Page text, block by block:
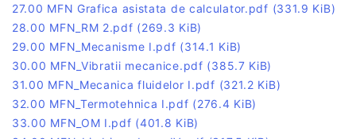
27.00 MFN Grafica asistata de calculator.pdf (331.9 KiB)
28.00 MFN_RM 2.pdf (269.3 KiB)
29.00 MFN_Mecanisme I.pdf (314.1 KiB)
30.00 MFN_Vibratii mecanice.pdf (385.7 KiB)
31.00 MFN_Mecanica fluidelor I.pdf (321.2 KiB)
32.00 MFN_Termotehnica I.pdf (276.4 KiB)
33.00 MFN_OM I.pdf (401.8 KiB)